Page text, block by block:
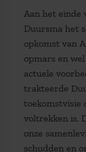
Aan het einde
Duursma het
opkomst van
opmars en
actuele
trakteerde
toekomstvisie
voltrekken is.
onze
schudden en